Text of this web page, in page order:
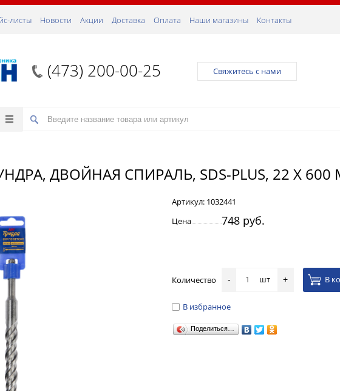
листы Новости Акции Доставка Оплата Наши магазины Контакты
(473) 200-00-25 Свяжитесь с нами
ДВОЙНАЯ СПИРАЛЬ, SDS-PLUS, 22 Х 600
Артикул: 1032441
Цена
748 руб.
Количество - шт + В
В избранное
Поделиться…